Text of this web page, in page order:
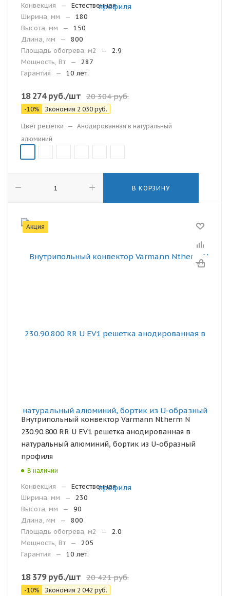
Конвекция —
Естественная
Ширина, мм
—
180
Высота, мм
—
150
Длина, мм
—
800
Площадь обогрева, м2
—
2.9
Мощность, Вт
—
287
Гарантия
— 10 лет.
18 274руб./шт 20 304руб.
-10% Экономия 2 030 руб.
Цвет решетки — Анодированная в натуральный
алюминий
В КОРЗИНУ
Акция
Внутрипольный конвектор Varmann Ntherm N
230.90.800 RR U EV1 решетка анодированная в
натуральный алюминий, бортик из U-образный
профиля
В наличии
Конвекция —
Естественная
Ширина, мм
—
230
Высота, мм
—
90
Длина, мм
—
800
Площадь обогрева, м2
—
2.0
Мощность, Вт
—
205
Гарантия
— 10 лет.
18 379руб./шт 20 421руб.
-10% Экономия 2 042 руб.